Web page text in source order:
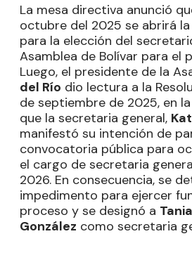
La mesa directiva anunció
octubre del 2025 se abrirá
para la elección del
Asamblea de Bolívar para el
Luego, el presidente de la
del Río dio lectura a la
de septiembre de 2025, en
que la secretaria general,
manifestó su intención de
convocatoria pública para
el cargo de secretaria
2026. En consecuencia, se
impedimento para ejercer
proceso y se designó a
González como secretaria